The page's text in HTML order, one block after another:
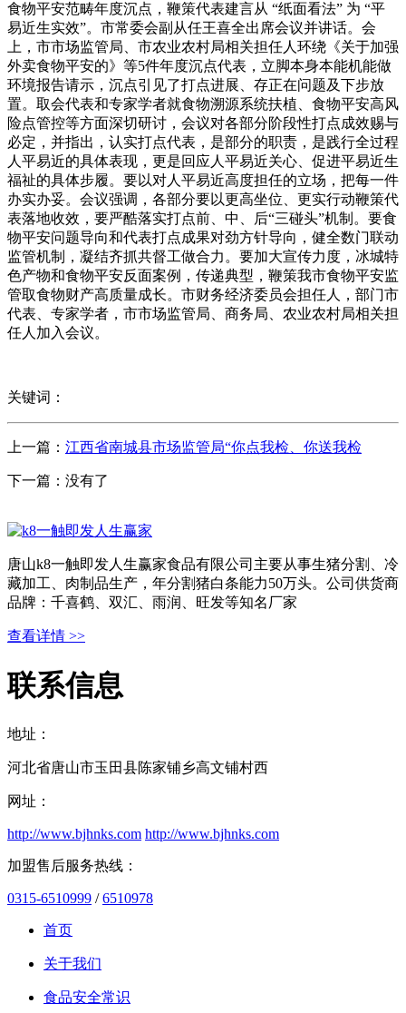
食物平安范畴年度沉点，鞭策代表建言从 “纸面看法” 为 “平
易近生实效”。市常委会副从任王喜全出席会议并讲话。会
上，市市场监管局、市农业农村局相关担任人环绕《关于加强
外卖食物平安的》等5件年度沉点代表，立脚本身本能机能做
环境报告请示，沉点引见了打点进展、存正在问题及下步放
置。取会代表和专家学者就食物溯源系统扶植、食物平安高风
险点管控等方面深切研讨，会议对各部分阶段性打点成效赐与
必定，并指出，认实打点代表，是部分的职责，是践行全过程
人平易近的具体表现，更是回应人平易近关心、促进平易近生
福祉的具体步履。要以对人平易近高度担任的立场，把每一件
办实办妥。会议强调，各部分要以更高坐位、更实行动鞭策代
表落地收效，要严酷落实打点前、中、后“三碰头”机制。要食
物平安问题导向和代表打点成果对劲方针导向，健全数门联动
监管机制，凝结齐抓共督工做合力。要加大宣传力度，冰城特
色产物和食物平安反面案例，传递典型，鞭策我市食物平安监
管取食物财产高质量成长。市财务经济委员会担任人，部门市
代表、专家学者，市市场监管局、商务局、农业农村局相关担
任人加入会议。
关键词：
上一篇： 江西省南城县市场监管局“你点我检、你送我检
下一篇：没有了
唐山k8一触即发人生赢家食品有限公司主要从事生猪分割、冷
藏加工、肉制品生产，年分割猪白条能力50万头。公司供货商
品牌：千喜鹤、双汇、雨润、旺发等知名厂家
查看详情 >>
联系信息
地址：
河北省唐山市玉田县陈家铺乡高文铺村西
网址：
http://www.bjhnks.com http://www.bjhnks.com
加盟售后服务热线：
0315-6510999 /6510978
首页
关于我们
食品安全常识